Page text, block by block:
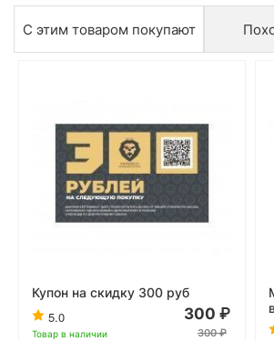
С этим товаром покупают
Купон на скидку 300 руб
5.0
Товар в наличии
300
300